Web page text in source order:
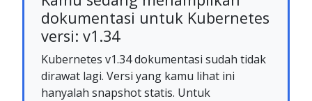
dokumentasi untuk Kubernetes
versi: v1.34
Kubernetes v1.34 dokumentasi sudah tidak
dirawat lagi. Versi yang kamu lihat ini
hanyalah snapshot statis. Untuk